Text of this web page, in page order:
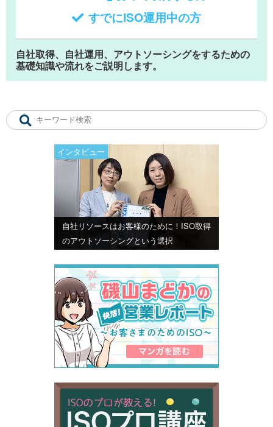
すでにISO運用中の方
自社取得、自社運用、アウトソーシングをするための
基礎知識や流れをご説明します。
インタビュー
自社リソースはお客様のために！ISO取得
のアウトソーシングという選択